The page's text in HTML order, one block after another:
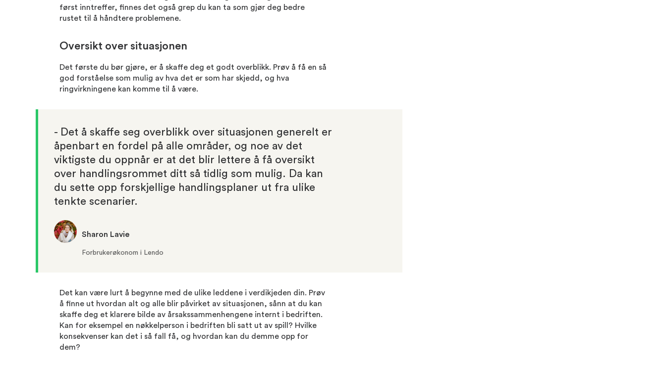
først inntreffer, finnes det også grep du kan ta som gjør deg bedre
rustet til å håndtere problemene.
Oversikt over situasjonen
Det første du bør gjøre, er å skaffe deg et godt overblikk. Prøv å få en så
god forståelse som mulig av hva det er som har skjedd, og hva
ringvirkningene kan komme til å være.
- Det å skaffe seg overblikk over situasjonen generelt er
åpenbart en fordel på alle områder, og noe av det
viktigste du oppnår er at det blir lettere å få oversikt
over handlingsrommet ditt så tidlig som mulig. Da kan
du sette opp forskjellige handlingsplaner ut fra ulike
tenkte scenarier.
Sharon Lavie
Forbrukerøkonom i Lendo
Det kan være lurt å begynne med de ulike leddene i verdikjeden din. Prøv
å finne ut hvordan alt og alle blir påvirket av situasjonen, sånn at du kan
skaffe deg et klarere bilde av årsakssammenhengene internt i bedriften.
Kan for eksempel en nøkkelperson i bedriften bli satt ut av spill? Hvilke
konsekvenser kan det i så fall få, og hvordan kan du demme opp for
dem?